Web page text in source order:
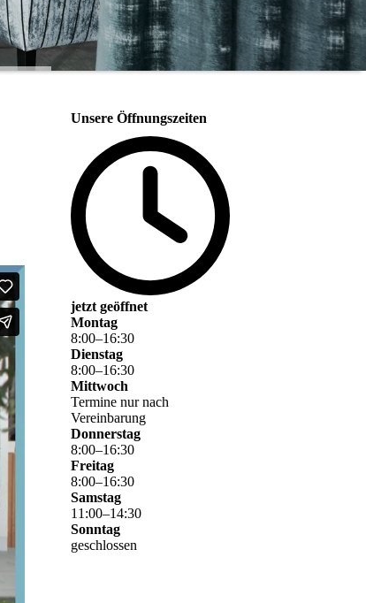
Unsere Öffnungszeiten
jetzt geöffnet
Montag
8:00–16:30
Dienstag
8:00–16:30
Mittwoch
Termine nur nach
Vereinbarung
Donnerstag
8:00–16:30
Freitag
8:00–16:30
Samstag
11 :00–14:30
Sonntag
geschlossen